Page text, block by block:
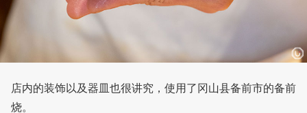
店内的装饰以及器皿也很讲究，使用了冈山县备前市的备前
烧。